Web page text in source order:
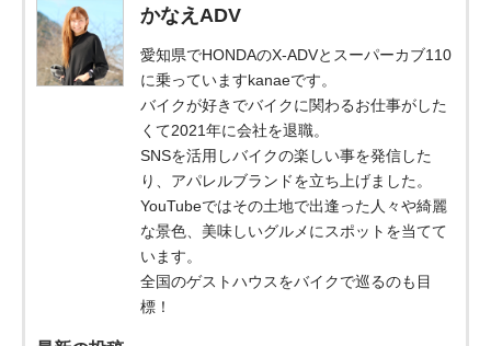
かなえADV
愛知県でHONDAのX-ADVとスーパーカブ110
に乗っていますkanaeです。
バイクが好きでバイクに関わるお仕事がした
くて2021年に会社を退職。
SNSを活用しバイクの楽しい事を発信した
り、アパレルブランドを立ち上げました。
YouTubeではその土地で出逢った人々や綺麗
な景色、美味しいグルメにスポットを当てて
います。
全国のゲストハウスをバイクで巡るのも目
標！